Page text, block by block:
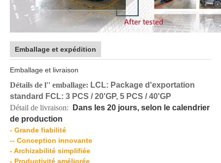
Emballage et expédition
Emballage et livraison
Détails de l'' emballage: LCL: Package d'exportation
standard FCL: 3 PCS / 20'GP, 5 PCS / 40'GP
Détail de livraison:
Dans les 20 jours, selon le calendrier
de production
- Grande fiabilité
-- Conception innovante
- Archizabilité simplifiée
- Productivité améliorée